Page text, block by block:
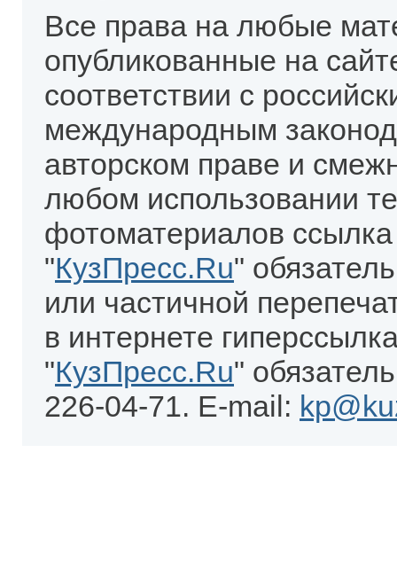
Все права на любые
опубликованные на
соответствии с
международным
авторском праве и
любом использовании
фотоматериалов
"КузПресс.Ru"
или частичной
в интернете
"КузПресс.Ru"
226-04-71. E-mail: